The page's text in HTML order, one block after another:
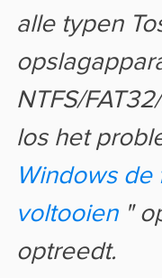
alle typen
NTFS/
los het
Windows
voltooien"
optreedt.